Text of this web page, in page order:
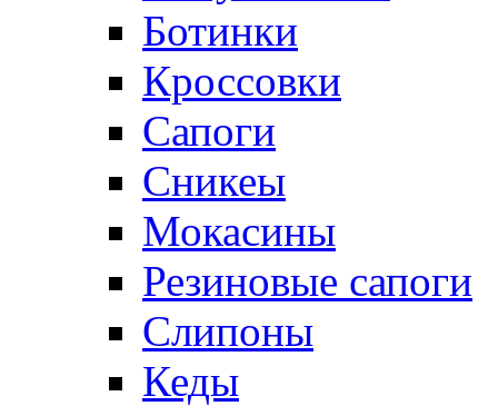
Ботинки
Кроссовки
Сапоги
Сникеы
Мокасины
Резиновые сапоги
Слипоны
Кеды